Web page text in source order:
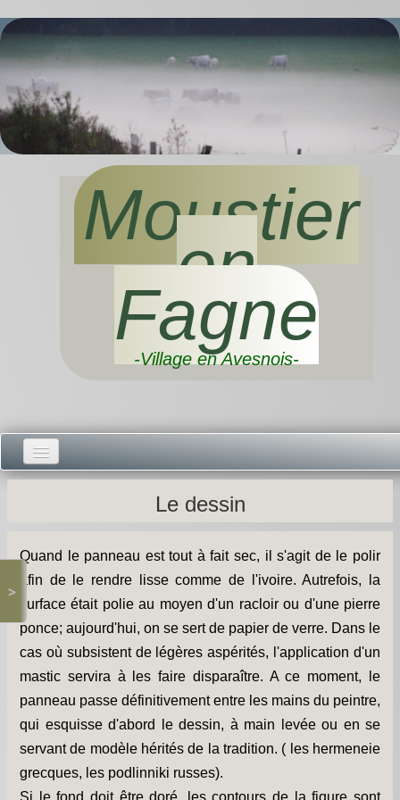
Moustier
en
Fagne
-Village en Avesnois-
Accueil -
Présentations -
Salle des Fêtes -
Blog Salle des Fêtes -
Comité des Fêtes -
Histoires -
Prieuré saint Dodon -
>
Le dessin
Quand le panneau est tout à fait sec, il s'agit de le polir
afin de le rendre lisse comme de l'ivoire. Autrefois, la
surface était polie au moyen d'un racloir ou d'une pierre
ponce; aujourd'hui, on se sert de papier de verre. Dans le
cas où subsistent de légères aspérités, l'application d'un
mastic servira à les faire disparaître. A ce moment, le
panneau passe définitivement entre les mains du peintre,
qui esquisse d'abord le dessin, à main levée ou en se
servant de modèle hérités de la tradition. ( les hermeneie
grecques, les podlinniki russes).